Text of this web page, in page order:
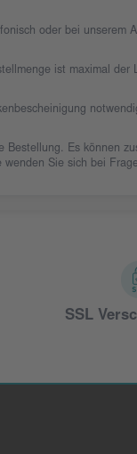
oder bei unserem
ist maximal der
Bestellung. Es können
Sie sich bei
SSL